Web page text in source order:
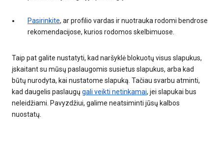
Pasirinkite, ar profilio vardas ir nuotrauka rodomi bendrose
rekomendacijose, kurios rodomos skelbimuose.
Taip pat galite nustatyti, kad naršyklė blokuotų visus slapukus,
įskaitant su mūsų paslaugomis susietus slapukus, arba kad
būtų nurodyta, kai nustatome slapuką. Tačiau svarbu atminti,
kad daugelis paslaugų gali veikti netinkamai, jei slapukai bus
neleidžiami. Pavyzdžiui, galime neatsiminti jūsų kalbos
nuostatų.